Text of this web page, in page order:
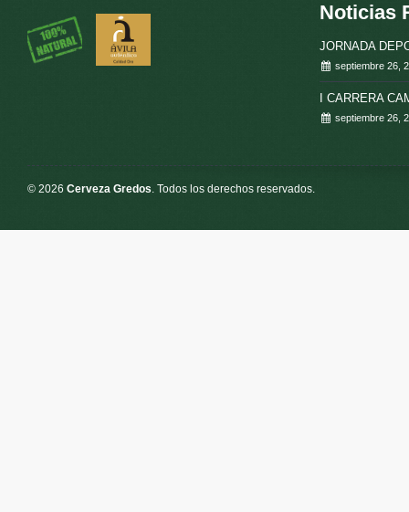
Noticias
JORNADA
septiembre 26,
I CARRERA
septiembre 26,
© 2026 Cerveza Gredos. Todos los derechos reservados.